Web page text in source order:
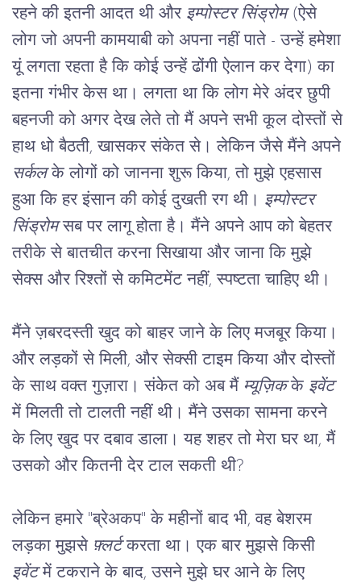
रहने की इतनी आदत थी और इम्पोस्टर सिंड्रोम (ऐसे
लोग जो अपनी कामयाबी को अपना नहीं पाते - उन्हें हमेशा
यूं लगता रहता है कि कोई उन्हें ढोंगी ऐलान कर देगा) का
इतना गंभीर केस था। लगता था कि लोग मेरे अंदर छुपी
बहनजी को अगर देख लेते तो मैं अपने सभी कूल दोस्तों से
हाथ धो बैठती, खासकर संकेत से। लेकिन जैसे मैंने अपने
सर्कल के लोगों को जानना शुरू किया, तो मुझे एहसास
हुआ कि हर इंसान की कोई दुखती रग थी। इम्पोस्टर
सिंड्रोम सब पर लागू होता है। मैंने अपने आप को बेहतर
तरीके से बातचीत करना सिखाया और जाना कि मुझे
सेक्स और रिश्तों से कमिटमेंट नहीं, स्पष्टता चाहिए थी।
मैंने ज़बरदस्ती खुद को बाहर जाने के लिए मजबूर किया।
और लड़कों से मिली, और सेक्सी टाइम किया और दोस्तों
के साथ वक्त गुज़ारा। संकेत को अब मैं म्यूज़िक के इवेंट
में मिलती तो टालती नहीं थी। मैंने उसका सामना करने
के लिए खुद पर दबाव डाला। यह शहर तो मेरा घर था, मैं
उसको और कितनी देर टाल सकती थी?
लेकिन हमारे "ब्रेअकप" के महीनों बाद भी, वह बेशरम
लड़का मुझसे फ़्लर्ट करता था। एक बार मुझसे किसी
इवेंट में टकराने के बाद, उसने मुझे घर आने के लिए